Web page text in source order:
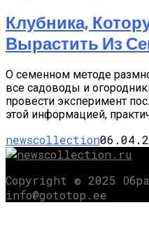
Клубника,
Вырастить Из
О семенном методе
все садоводы и
провести эксперимент
этой информацией,
newscollection
Copyright © 2025
info@gototop.ee